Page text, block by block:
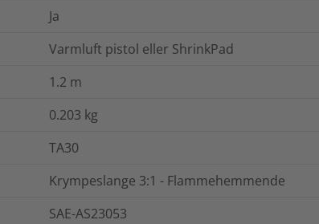
Ja
Varmluft pistol eller ShrinkPad
1.2 m
0.203 kg
TA30
Krympeslange 3:1 - Flammehemmende
SAE-AS23053